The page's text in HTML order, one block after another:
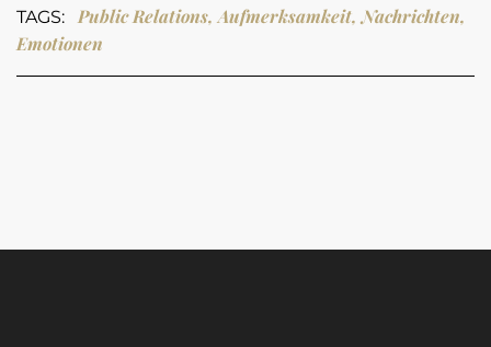
TAGS:
Public Relations, Aufmerksamkeit, Nachrichten,
Emotionen